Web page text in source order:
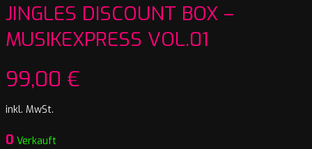
JINGLES DISCOUNT BOX –
MUSIKEXPRESS VOL.01
99,00 €
inkl. MwSt.
0 Verkauft